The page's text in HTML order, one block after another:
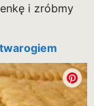
i zróbmy